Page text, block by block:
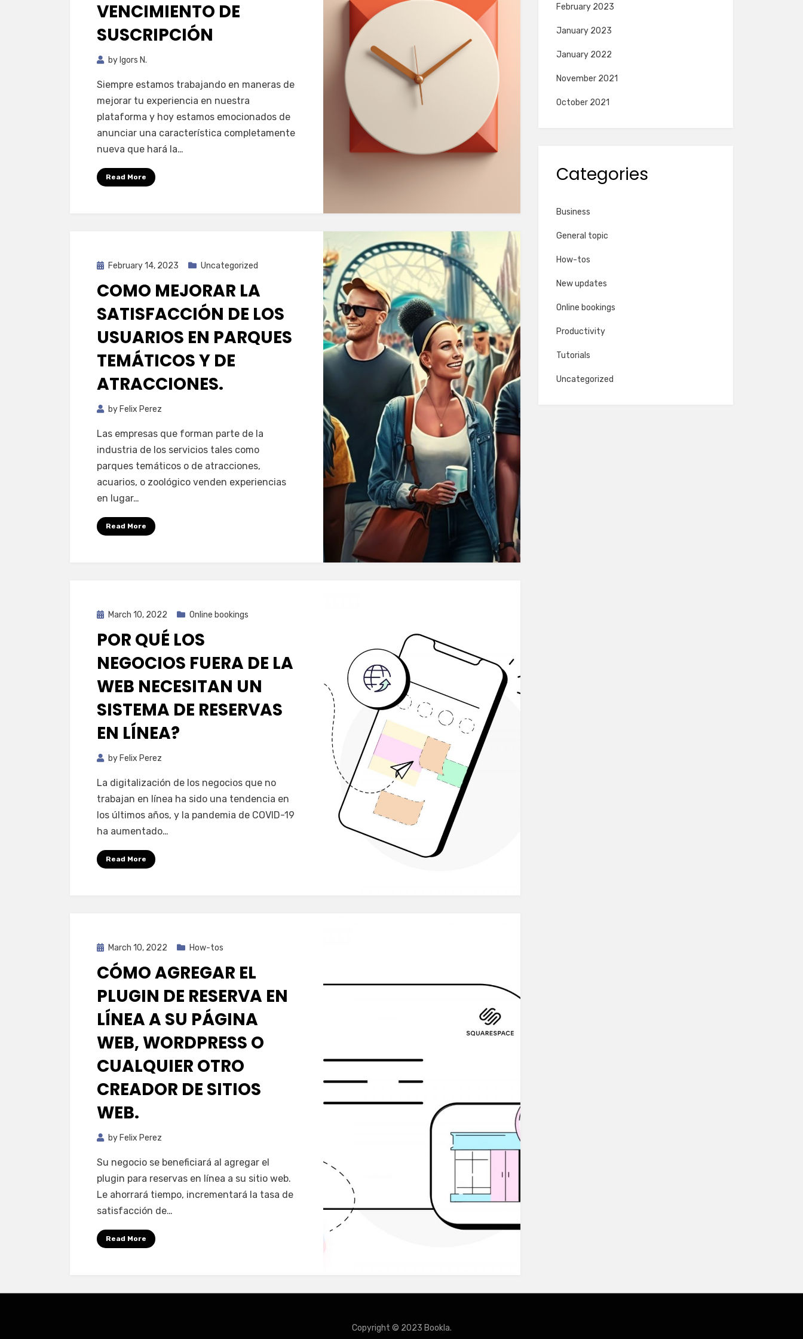
VENCIMIENTO DE
SUSCRIPCIÓN
by Igors N.
Siempre estamos trabajando en maneras de
mejorar tu experiencia en nuestra
plataforma y hoy estamos emocionados de
anunciar una característica completamente
nueva que hará la…
Read More
PostedFebruary 14, 2023 Uncategorized
COMO MEJORAR LA
SATISFACCIÓN DE LOS
USUARIOS EN PARQUES
TEMÁTICOS Y DE
ATRACCIONES.
by Felix Perez
Las empresas que forman parte de la
industria de los servicios tales como
parques temáticos o de atracciones,
acuarios, o zoológico venden experiencias
en lugar…
Read More
PostedMarch 10, 2022 Online bookings
POR QUÉ LOS
NEGOCIOS FUERA DE LA
WEB NECESITAN UN
SISTEMA DE RESERVAS
EN LÍNEA?
by Felix Perez
La digitalización de los negocios que no
trabajan en línea ha sido una tendencia en
los últimos años, y la pandemia de COVID-19
ha aumentado…
Read More
PostedMarch 10, 2022 How-tos
CÓMO AGREGAR EL
PLUGIN DE RESERVA EN
LÍNEA A SU PÁGINA
WEB, WORDPRESS O
CUALQUIER OTRO
CREADOR DE SITIOS
WEB.
by Felix Perez
Su negocio se beneficiará al agregar el
plugin para reservas en línea a su sitio web.
Le ahorrará tiempo, incrementará la tasa de
satisfacción de…
Read More
February 2023
January 2023
January 2022
November 2021
October 2021
Categories
Business
General topic
How-tos
New updates
Online bookings
Productivity
Tutorials
Uncategorized
Copyright © 2023 Bookla.